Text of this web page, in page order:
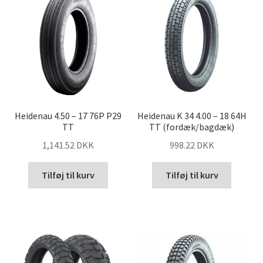
Heidenau 4.50 – 17 76P P29
TT
1,141.52 DKK
Tilføj til kurv
Heidenau K 34 4.00 – 18 64H
TT (fordæk/bagdæk)
998.22 DKK
Tilføj til kurv